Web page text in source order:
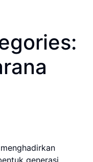
generasi